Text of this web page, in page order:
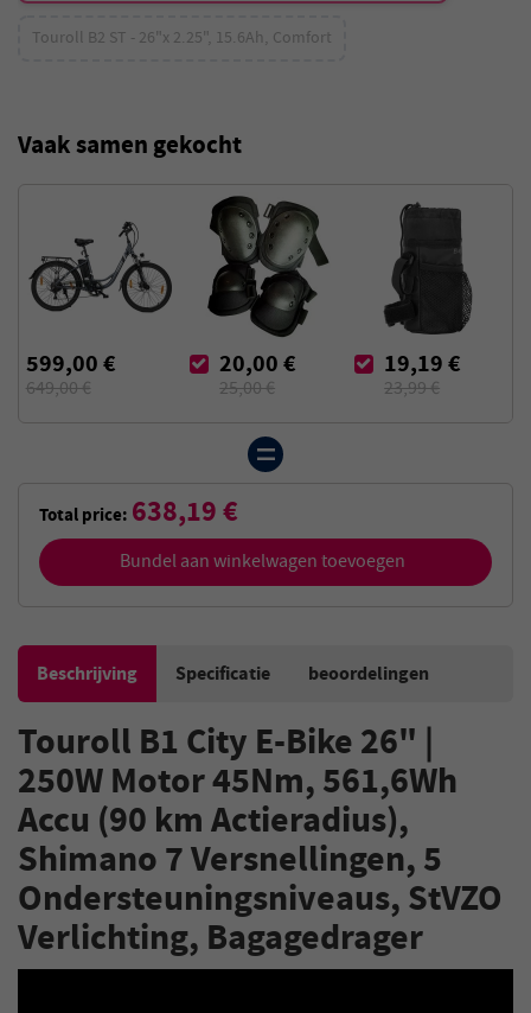
Touroll B2 ST - 26"x 2.25", 15.6Ah, Comfort
Vaak samen gekocht
599,00 €
649,00 €
20,00 €
25,00 €
19,19 €
23,99 €
Total price: 638,19 €
Bundel aan winkelwagen toevoegen
Beschrijving Specificatie beoordelingen
Touroll B1 City E-Bike 26" |
250W Motor 45Nm, 561,6Wh
Accu (90 km Actieradius),
Shimano 7 Versnellingen, 5
Ondersteuningsniveaus, StVZO
Verlichting, Bagagedrager